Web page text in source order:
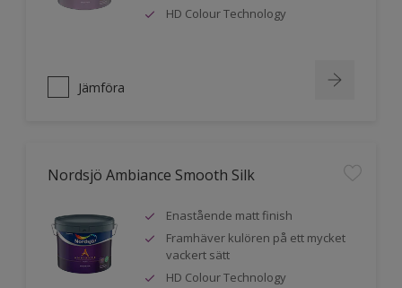
HD Colour Technology
Jämföra
Nordsjö Ambiance Smooth Silk
Enastående matt finish
Framhäver kulören på ett mycket
vackert sätt
HD Colour Technology